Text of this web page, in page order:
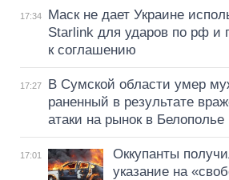
17:34
Маск не дает Украине
Starlink для ударов по рф и
к соглашению
17:27
В Сумской области умер
раненный в результате
атаки на рынок в Белополье
17:01
Оккупанты
указание на